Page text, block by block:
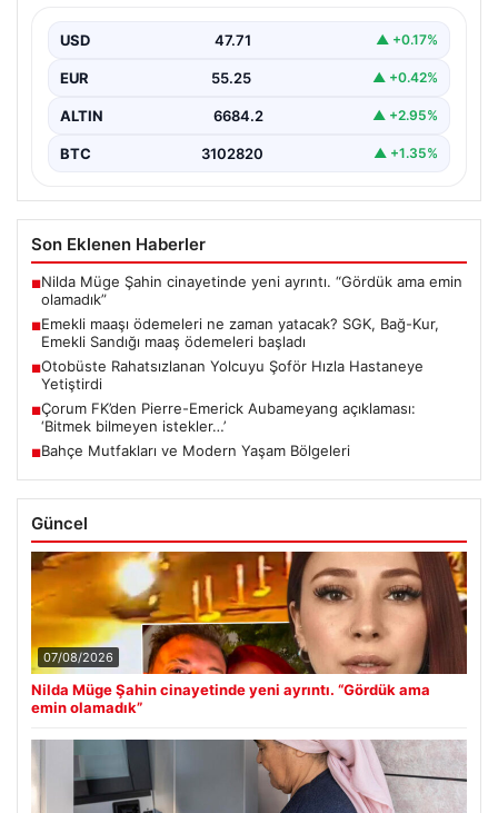
USD 47.71 ▲ +0.17%
EUR 55.25 ▲ +0.42%
ALTIN 6684.2 ▲ +2.95%
BTC 3102820 ▲ +1.35%
Son Eklenen Haberler
■Nilda Müge Şahin cinayetinde yeni ayrıntı. “Gördük ama emin
olamadık”
■Emekli maaşı ödemeleri ne zaman yatacak? SGK, Bağ-Kur,
Emekli Sandığı maaş ödemeleri başladı
■Otobüste Rahatsızlanan Yolcuyu Şoför Hızla Hastaneye
Yetiştirdi
■Çorum FK’den Pierre-Emerick Aubameyang açıklaması:
‘Bitmek bilmeyen istekler…’
■Bahçe Mutfakları ve Modern Yaşam Bölgeleri
Güncel
07/08/2026
Nilda Müge Şahin cinayetinde yeni ayrıntı. “Gördük ama
emin olamadık”